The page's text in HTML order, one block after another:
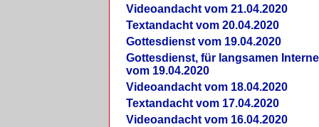
Videoandacht vom 21.04.2020
Textandacht vom 20.04.2020
Gottesdienst vom 19.04.2020
Gottesdienst, für langsamen
vom 19.04.2020
Videoandacht vom 18.04.2020
Textandacht vom 17.04.2020
Videoandacht vom 16.04.2020